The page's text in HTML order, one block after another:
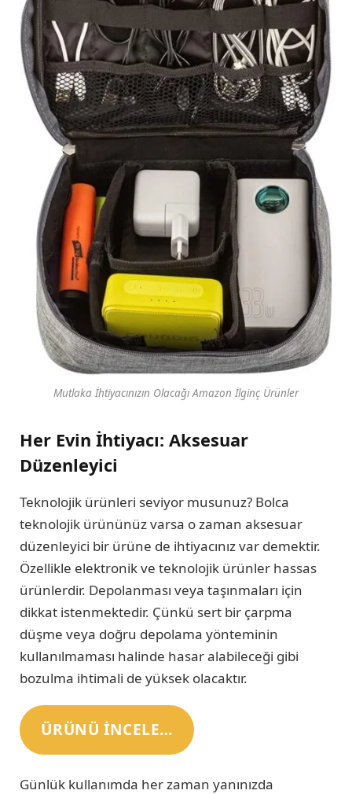
Mutlaka İhtiyacınızın Olacağı Amazon İlginç Ürünler
Her Evin İhtiyacı: Aksesuar
Düzenleyici
Teknolojik ürünleri seviyor musunuz? Bolca
teknolojik ürününüz varsa o zaman aksesuar
düzenleyici bir ürüne de ihtiyacınız var demektir.
Özellikle elektronik ve teknolojik ürünler hassas
ürünlerdir. Depolanması veya taşınmaları için
dikkat istenmektedir. Çünkü sert bir çarpma
düşme veya doğru depolama yönteminin
kullanılmaması halinde hasar alabileceği gibi
bozulma ihtimali de yüksek olacaktır.
ÜRÜNÜ INCELE…
Günlük kullanımda her zaman yanınızda